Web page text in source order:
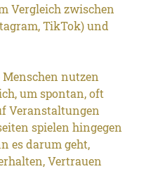
Vergleich zwischen
TikTok) und
nutzen
um spontan, oft
Veranstaltungen
spielen hingegen
es darum geht,
Vertrauen